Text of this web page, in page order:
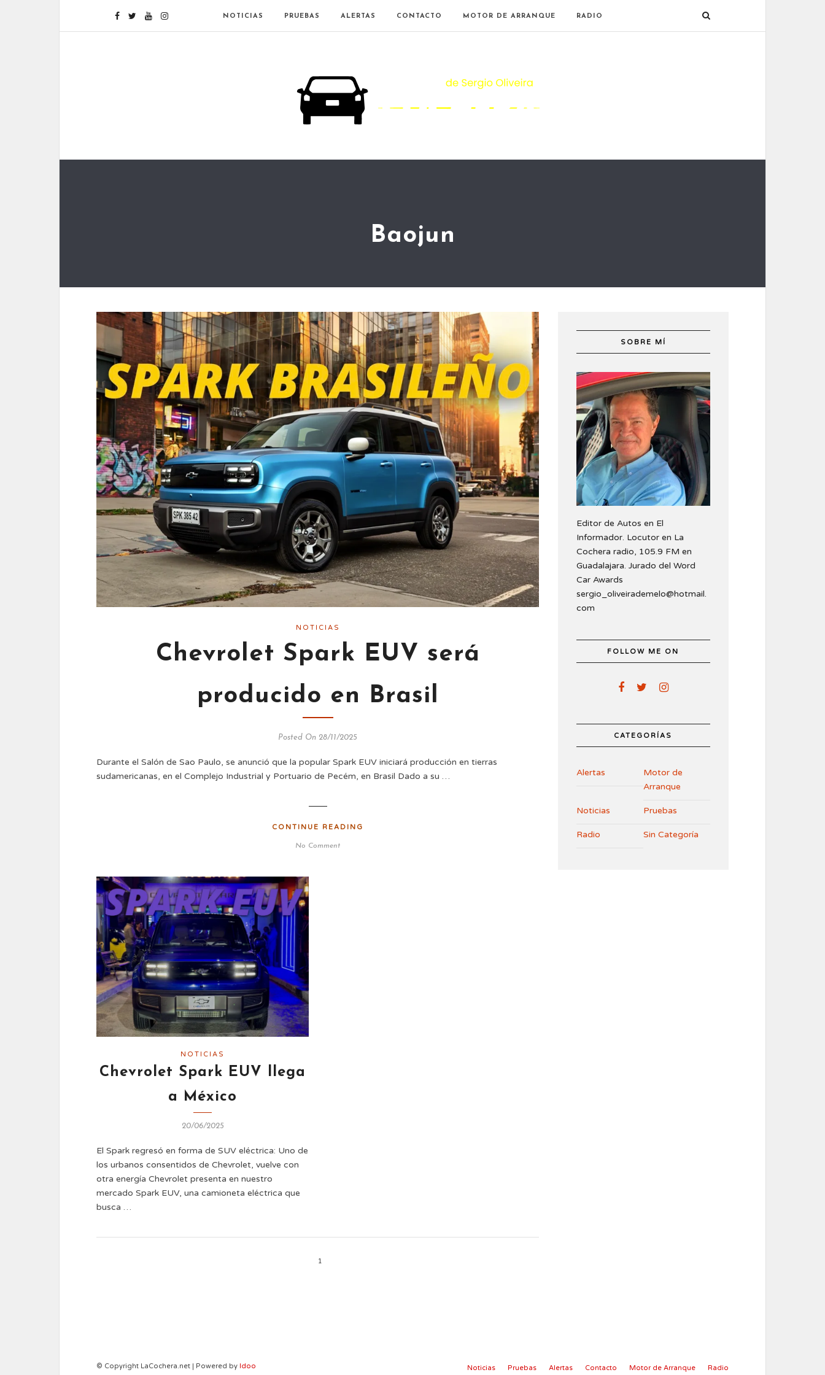
NOTICIAS PRUEBAS ALERTAS CONTACTO MOTOR DE ARRANQUE RADIO
Baojun
NOTICIAS
Chevrolet Spark EUV será
producido en Brasil
Posted On 28/11/2025
Durante el Salón de Sao Paulo, se anunció que la popular Spark EUV iniciará producción en tierras
sudamericanas, en el Complejo Industrial y Portuario de Pecém, en Brasil Dado a su …
CONTINUE READING
No Comment
NOTICIAS
Chevrolet Spark EUV llega
a México
20/06/2025
El Spark regresó en forma de SUV eléctrica: Uno de
los urbanos consentidos de Chevrolet, vuelve con
otra energía Chevrolet presenta en nuestro
mercado Spark EUV, una camioneta eléctrica que
busca …
1
SOBRE MÍ
Editor de Autos en El
Informador. Locutor en La
Cochera radio, 105.9 FM en
Guadalajara. Jurado del Word
Car Awards
sergio_oliveirademelo@hotmail.
com
FOLLOW ME ON
CATEGORÍAS
Alertas
Motor de
Arranque
Noticias Pruebas
Radio Sin Categoría
Noticias Pruebas Alertas Contacto Motor de Arranque Radio
© Copyright LaCochera.net | Powered by Idoo